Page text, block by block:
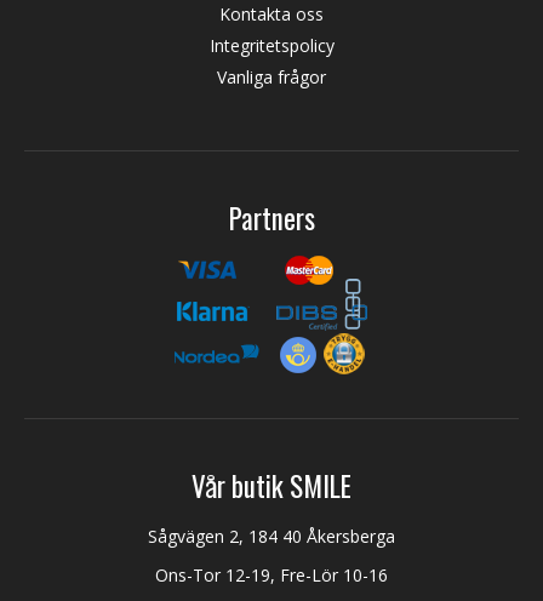
Kontakta oss
Integritetspolicy
Vanliga frågor
Partners
Vår butik SMILE
Sågvägen 2, 184 40 Åkersberga
Ons-Tor 12-19, Fre-Lör 10-16